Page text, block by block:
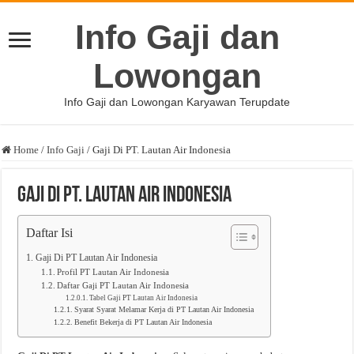
Info Gaji dan
Lowongan
Info Gaji dan Lowongan Karyawan Terupdate
Home / Info Gaji / Gaji Di PT. Lautan Air Indonesia
Gaji Di PT. Lautan Air Indonesia
Daftar Isi
Gaji Di PT Lautan Air Indonesia
Profil PT Lautan Air Indonesia
Daftar Gaji PT Lautan Air Indonesia
Tabel Gaji PT Lautan Air Indonesia
Syarat Syarat Melamar Kerja di PT Lautan Air Indonesia
Benefit Bekerja di PT Lautan Air Indonesia